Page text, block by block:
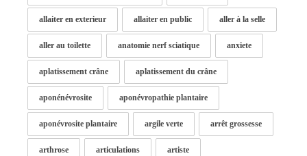
allaiter en exterieur allaiter en public aller à la selle
aller au toilette anatomie nerf sciatique anxiete
aplatissement crâne aplatissement du crâne
aponénévrosite aponévropathie plantaire
aponévrosite plantaire argile verte arrêt grossesse
arthrose articulations artiste